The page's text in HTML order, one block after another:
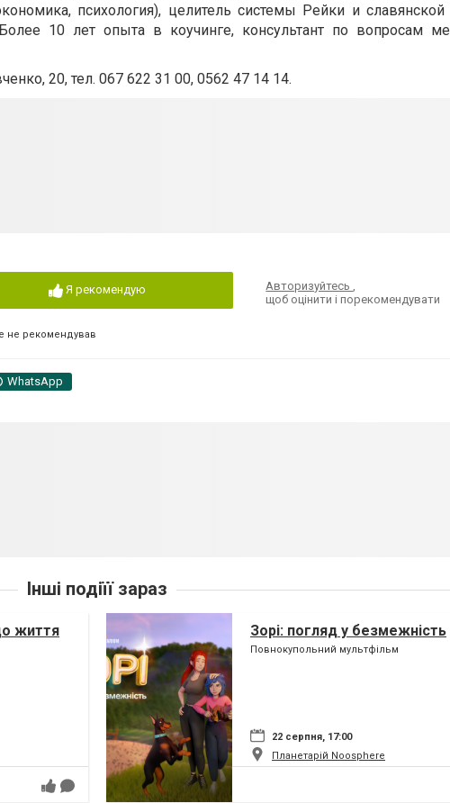
психология), целитель системы Рейки и
10 лет опыта в коучинге, консультант по вопросам
20, тел. 067 622 31 00, 0562 47 14 14.
Я рекомендую
не рекомендував
Авторизуйтесь,
щоб оцінити і порекомендувати
WhatsApp
Інші подіїї зараз
життя Зорі: погляд у безмежність
Повнокупольний мультфільм
22 серпня, 17:00
Планетарій Noosphere